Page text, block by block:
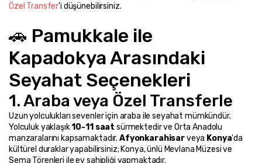
Özel Transfer'i düşünebilirsiniz.
🚗 Pamukkale ile
Kapadokya Arasındaki
Seyahat Seçenekleri
1. Araba veya Özel Transferle
Uzun yolculukları sevenler için araba ile seyahat mümkündür.
Yolculuk yaklaşık 10-11 saat sürmektedir ve Orta Anadolu
manzaralarını kapsamaktadır. Afyonkarahisar veya Konya'da
kültürel duraklar yapabilirsiniz; Konya, ünlü Mevlana Müzesi ve
Sema Törenleri ile ev sahipliği yapmaktadır.